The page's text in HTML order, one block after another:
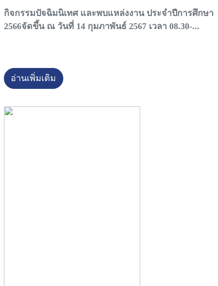
กิจกรรมปัจฉิมนิเทศ และพบแหล่งงาน ประจำปีการศึกษา
2566จัดขึ้น ณ วันที่ 14 กุมภาพันธ์ 2567 เวลา 08.30-...
อ่านเพิ่มเติม